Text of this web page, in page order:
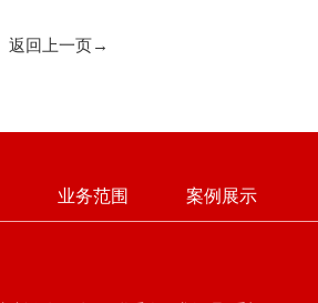
返回上一页→
业务范围 案例展示